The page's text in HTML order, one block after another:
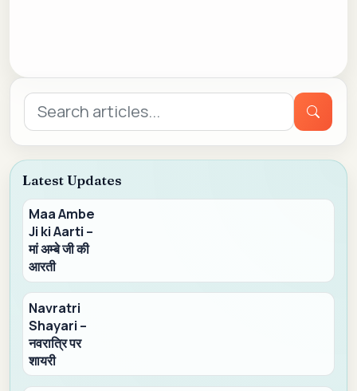
Search
for:
Latest Updates
Maa Ambe
Ji ki Aarti –
मां अम्बे जी की
आरती
Navratri
Shayari –
नवरात्रि पर
शायरी